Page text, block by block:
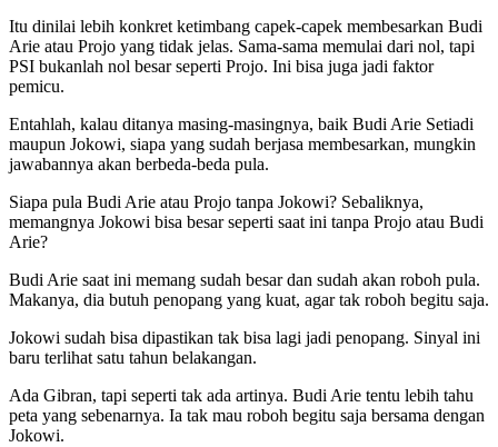
Itu dinilai lebih konkret ketimbang capek-capek membesarkan Budi
Arie atau Projo yang tidak jelas. Sama-sama memulai dari nol, tapi
PSI bukanlah nol besar seperti Projo. Ini bisa juga jadi faktor
pemicu.
Entahlah, kalau ditanya masing-masingnya, baik Budi Arie Setiadi
maupun Jokowi, siapa yang sudah berjasa membesarkan, mungkin
jawabannya akan berbeda-beda pula.
Siapa pula Budi Arie atau Projo tanpa Jokowi? Sebaliknya,
memangnya Jokowi bisa besar seperti saat ini tanpa Projo atau Budi
Arie?
Budi Arie saat ini memang sudah besar dan sudah akan roboh pula.
Makanya, dia butuh penopang yang kuat, agar tak roboh begitu saja.
Jokowi sudah bisa dipastikan tak bisa lagi jadi penopang. Sinyal ini
baru terlihat satu tahun belakangan.
Ada Gibran, tapi seperti tak ada artinya. Budi Arie tentu lebih tahu
peta yang sebenarnya. Ia tak mau roboh begitu saja bersama dengan
Jokowi.